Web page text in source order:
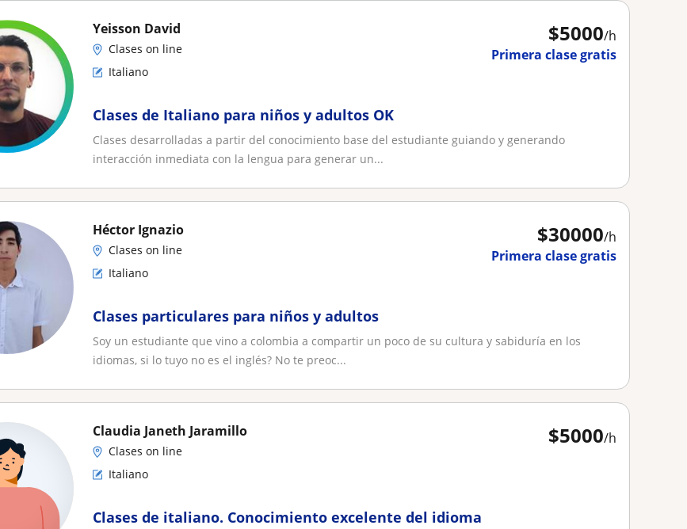
$5000/h
Primera clase gratis
Yeisson David
Clases on line
Italiano
Clases de Italiano para niños y adultos OK
Clases desarrolladas a partir del conocimiento base del estudiante guiando y generando
interacción inmediata con la lengua para generar un...
$30000/h
Primera clase gratis
Héctor Ignazio
Clases on line
Italiano
Clases particulares para niños y adultos
Soy un estudiante que vino a colombia a compartir un poco de su cultura y sabiduría en los
idiomas, si lo tuyo no es el inglés? No te preoc...
$5000/h
Claudia Janeth Jaramillo
Clases on line
Italiano
Clases de italiano. Conocimiento excelente del idioma